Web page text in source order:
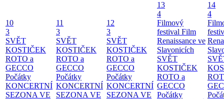
10
3
SVĚT
KOSTIČEK
ROTO a
GECCO
Počátky
KONCERTNÍ
SEZONA VE
11
3
SVĚT
KOSTIČEK
ROTO a
GECCO
Počátky
KONCERTNÍ
SEZONA VE
12
3
SVĚT
KOSTIČEK
ROTO a
GECCO
Počátky
KONCERTNÍ
SEZONA VE
13
4
Filmový
festival Film
Renaissance ve
Slavonicích
SVĚT
KOSTIČEK
ROTO a
GECCO
Počátky
14
4